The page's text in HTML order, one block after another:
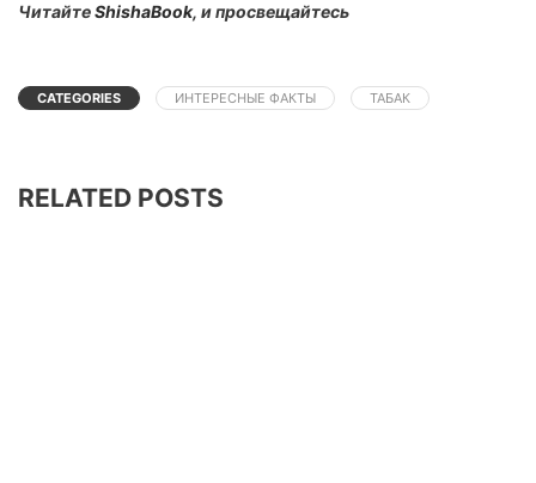
ЧитайтеShishaBook, и просвещайтесь
CATEGORIES ИНТЕРЕСНЫЕ ФАКТЫ ТАБАК
RELATED POSTS